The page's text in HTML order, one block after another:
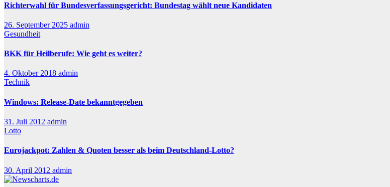
Richterwahl für Bundesverfassungsgericht: Bundestag wählt neue Kandidaten
26. September 2025 admin
Gesundheit
BKK für Heilberufe: Wie geht es weiter?
4. Oktober 2018 admin
Technik
Windows: Release-Date bekanntgegeben
31. Juli 2012 admin
Lotto
Eurojackpot: Zahlen & Quoten besser als beim Deutschland-Lotto?
30. April 2012 admin